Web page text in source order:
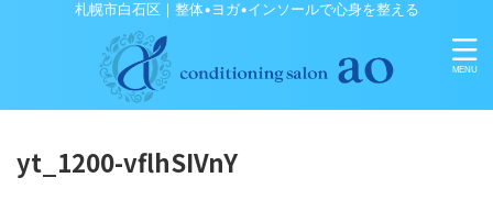
札幌市白石区｜整体•ヨガ•インソールで心身を整える
yt_1200-vflhSIVnY